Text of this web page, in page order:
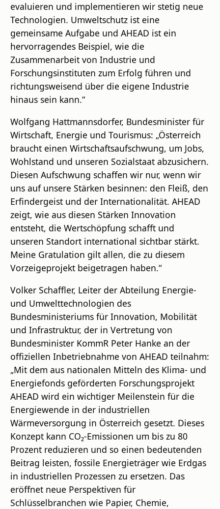
evaluieren und implementieren wir stetig neue
Technologien. Umweltschutz ist eine
gemeinsame Aufgabe und AHEAD ist ein
hervorragendes Beispiel, wie die
Zusammenarbeit von Industrie und
Forschungsinstituten zum Erfolg führen und
richtungsweisend über die eigene Industrie
hinaus sein kann.“
Wolfgang Hattmannsdorfer, Bundesminister für
Wirtschaft, Energie und Tourismus: „Österreich
braucht einen Wirtschaftsaufschwung, um Jobs,
Wohlstand und unseren Sozialstaat abzusichern.
Diesen Aufschwung schaffen wir nur, wenn wir
uns auf unsere Stärken besinnen: den Fleiß, den
Erfindergeist und der Internationalität. AHEAD
zeigt, wie aus diesen Stärken Innovation
entsteht, die Wertschöpfung schafft und
unseren Standort international sichtbar stärkt.
Meine Gratulation gilt allen, die zu diesem
Vorzeigeprojekt beigetragen haben.“
Volker Schaffler, Leiter der Abteilung Energie-
und Umwelttechnologien des
Bundesministeriums für Innovation, Mobilität
und Infrastruktur, der in Vertretung von
Bundesminister KommR Peter Hanke an der
offiziellen Inbetriebnahme von AHEAD teilnahm:
„Mit dem aus nationalen Mitteln des Klima- und
Energiefonds geförderten Forschungsprojekt
AHEAD wird ein wichtiger Meilenstein für die
Energiewende in der industriellen
Wärmeversorgung in Österreich gesetzt. Dieses
Konzept kann CO₂-Emissionen um bis zu 80
Prozent reduzieren und so einen bedeutenden
Beitrag leisten, fossile Energieträger wie Erdgas
in industriellen Prozessen zu ersetzen. Das
eröffnet neue Perspektiven für
Schlüsselbranchen wie Papier, Chemie,